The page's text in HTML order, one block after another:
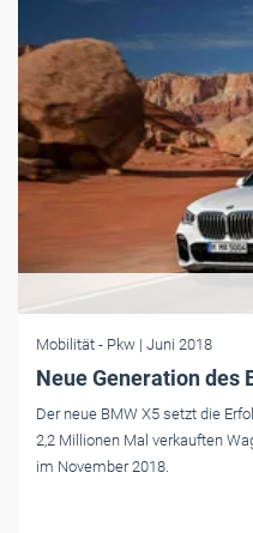
Mobilität - Pkw | Juni 2018
Neue Generation des
Der neue BMW X5 setzt die
2,2 Millionen Mal verkauften
im November 2018.